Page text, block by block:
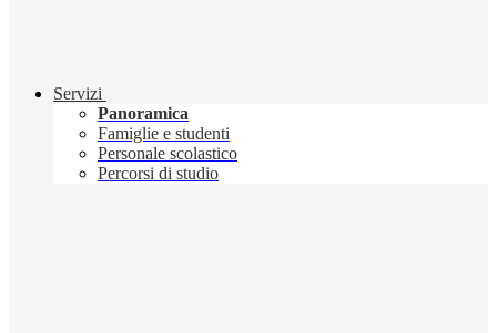
Servizi
Panoramica
Famiglie e studenti
Personale scolastico
Percorsi di studio